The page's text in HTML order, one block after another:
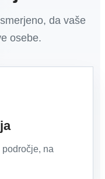
da vaše
osebe.
na